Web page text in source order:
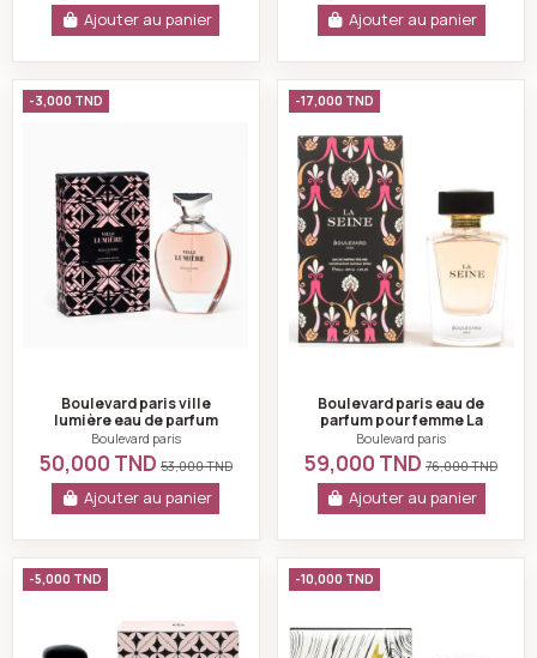
Ajouter au panier Ajouter au panier
Boulevard paris ville lumière eau de parfum pour
-3,000 TND
Boulevard paris ville
lumière eau de parfum
pour femme 100ml
Boulevard paris
50,000 TND 53,000 TND
Ajouter au panier
-17,000 TND
Boulevard paris eau de
parfum pour femme La
Seine 100ml
Boulevard paris
59,000 TND76,000 TND
Ajouter au panier
Boulevard paris Montmartre eau de parfum pour
-5,000 TND -10,000 TND